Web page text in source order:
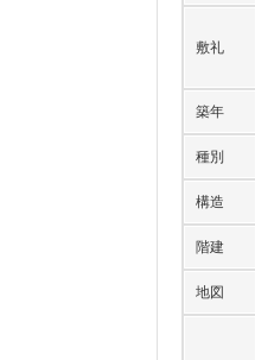
敷礼
築年
種別
構造
階建
地図